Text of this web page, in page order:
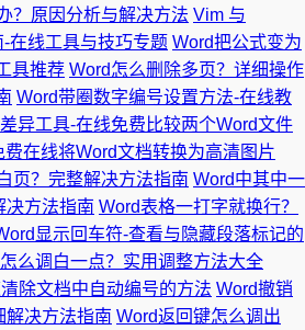
？原因分析与解决方法 Vim 与
在线工具与技巧专题 Word把公式变为
具推荐 Word怎么删除多页？详细操作
Word带圈数字编号设置方法-在线教
异工具-在线免费比较两个Word文件
在线将Word文档转换为高清图片
页？完整解决方法指南 Word中其中一
决方法指南 Word表格一打字就换行？
显示回车符-查看与隐藏段落标记的
么调白一点？实用调整方法大全
除文档中自动编号的方法 Word撤销
解决方法指南 Word返回键怎么调出